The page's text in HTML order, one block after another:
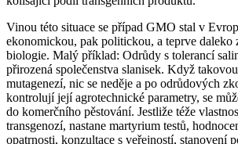
Vinou této situace se případ GMO stal v
ekonomickou, pak politickou, a teprve daleko
biologie. Malý příklad: Odrůdy s tolerancí
přirozená společenstva slanisek. Když
mutagenezí, nic se neděje a po odrůdových
kontrolují její agrotechnické parametry, se
do komerčního pěstování. Jestliže téže
transgenozí, nastane martyrium testů,
opatrnosti, konzultace s veřejností, stanovení